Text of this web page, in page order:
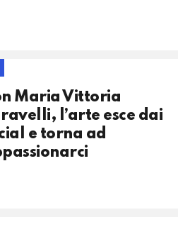
Maria Vittoria
l’arte esce dai
e torna ad